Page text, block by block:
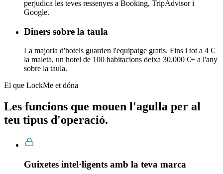
perjudica les teves ressenyes a Booking, TripAdvisor i
Google.
Diners sobre la taula
La majoria d'hotels guarden l'equipatge gratis. Fins i tot a 4 €
la maleta, un hotel de 100 habitacions deixa 30.000 €+ a l'any
sobre la taula.
El que LockMe et dóna
Les funcions que mouen l'agulla per al
teu tipus d'operació.
Guixetes intel·ligents amb la teva marca